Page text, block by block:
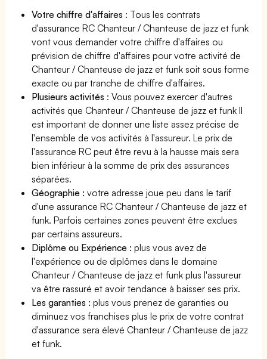
Votre chiffre d'affaires : Tous les contrats
d'assurance RC Chanteur / Chanteuse de jazz et funk
vont vous demander votre chiffre d'affaires ou
prévision de chiffre d'affaires pour votre activité de
Chanteur / Chanteuse de jazz et funk soit sous forme
exacte ou par tranche de chiffre d'affaires.
Plusieurs activités : Vous pouvez exercer d'autres
activités que Chanteur / Chanteuse de jazz et funk Il
est important de donner une liste assez précise de
l'ensemble de vos activités à l'assureur. Le prix de
l'assurance RC peut être revu à la hausse mais sera
bien inférieur à la somme de prix des assurances
séparées.
Géographie :votre adresse joue peu dans le tarif
d'une assurance RC Chanteur / Chanteuse de jazz et
funk. Parfois certaines zones peuvent être exclues
par certains assureurs.
Diplôme ou Expérience :plus vous avez de
l'expérience ou de diplômes dans le domaine
Chanteur / Chanteuse de jazz et funk plus l'assureur
va être rassuré et avoir tendance à baisser ses prix.
Les garanties :plus vous prenez de garanties ou
diminuez vos franchises plus le prix de votre contrat
d'assurance sera élevé Chanteur / Chanteuse de jazz
et funk.